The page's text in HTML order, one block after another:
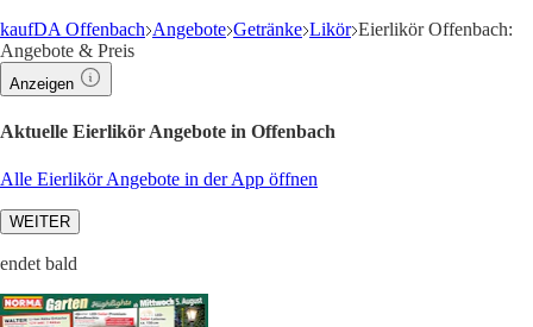
kaufDA Offenbach Angebote Getränke Likör Eierlikör Offenbach:
Angebote & Preis
Anzeigen
Aktuelle Eierlikör Angebote in Offenbach
Alle Eierlikör Angebote in der App öffnen
WEITER
endet bald